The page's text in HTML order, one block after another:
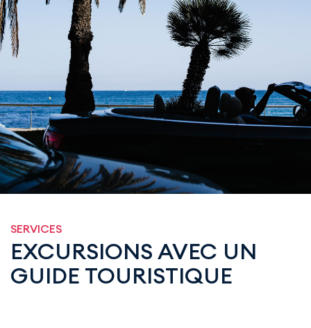
SERVICES
EXCURSIONS AVEC UN
GUIDE TOURISTIQUE